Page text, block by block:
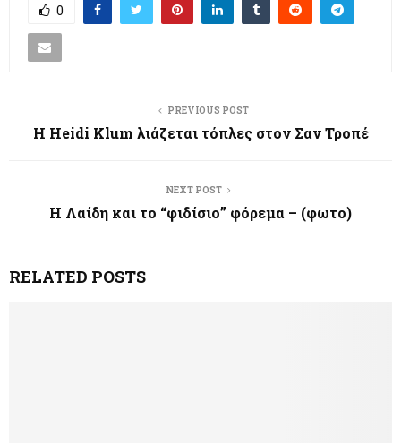
0
PREVIOUS POST
Η Heidi Klum λιάζεται τόπλες στον Σαν Τροπέ
NEXT POST
Η Λαίδη και το “φιδίσιο” φόρεμα – (φωτο)
RELATED POSTS